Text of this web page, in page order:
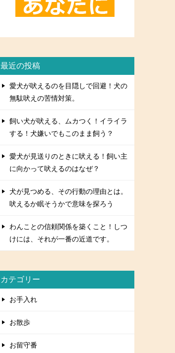
最近の投稿
愛犬が吠えるのを目隠しで回避！犬の
無駄吠えの苦情対策。
飼い犬が吠える、ムカつく！イライラ
する！犬嫌いでもこのまま飼う？
愛犬が見送りのときに吠える！飼い主
に向かって吠えるのはなぜ？
犬が見つめる、その行動の理由とは。
吠えるか眠そうかで意味を探ろう
わんことの信頼関係を築くこと！しつ
けには、それが一番の近道です。
カテゴリー
お手入れ
お散歩
お留守番